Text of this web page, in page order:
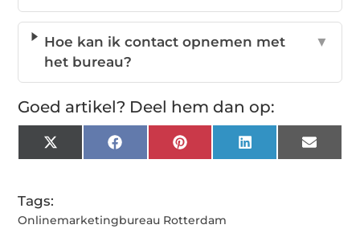
Hoe kan ik contact opnemen met
het bureau?
▼
Goed artikel? Deel hem dan op:
X
(Twitter)
FacebookPinterestLinkedInEmail
Tags:
Onlinemarketingbureau Rotterdam